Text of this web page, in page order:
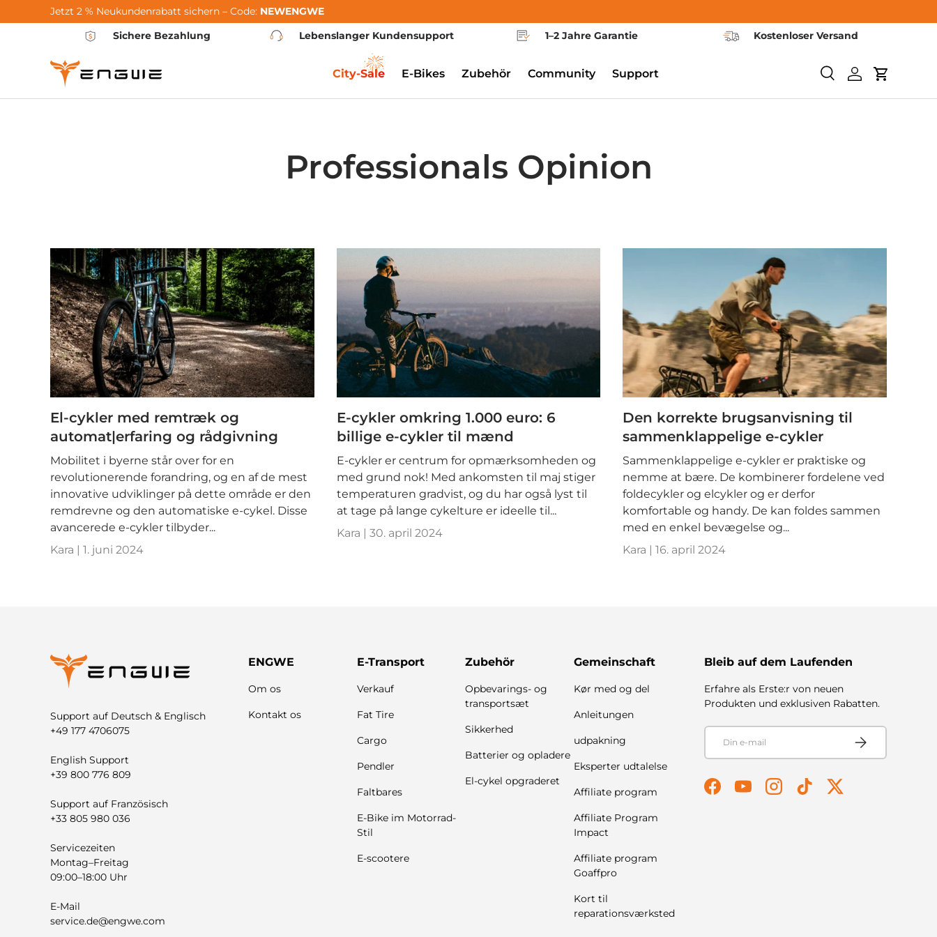
Gå til indhold
Jetzt 2 % Neukundenrabatt sichern – Code: NEWENGWE
Sichere Bezahlung
Lebenslanger Kundensupport 1–2 Jahre Garantie Kostenloser Versand
SøgeLog indVogn
City-Sale E-Bikes Zubehör Community Support
Professionals Opinion
El-cykler med remtræk og
automat|erfaring og rådgivning
Mobilitet i byerne står over for en
revolutionerende forandring, og en af ​​de mest
innovative udviklinger på dette område er den
remdrevne og den automatiske e-cykel. Disse
avancerede e-cykler tilbyder...
Kara | 1. juni 2024
E-cykler omkring 1.000 euro: 6
billige e-cykler til mænd
E-cykler er centrum for opmærksomheden og
med grund nok! Med ankomsten til maj stiger
temperaturen gradvist, og du har også lyst til
at tage på lange cykelture er ideelle til...
Kara | 30. april 2024
Den korrekte brugsanvisning til
sammenklappelige e-cykler
Sammenklappelige e-cykler er praktiske og
nemme at bære. De kombinerer fordelene ved
foldecykler og elcykler og er derfor
komfortable og handy. De kan foldes sammen
med en enkel bevægelse og...
Kara |16. april 2024
Support auf Deutsch & Englisch
+49 177 4706075
English Support
+39 800 776 809
Support auf Französisch
+33 805 980 036
Servicezeiten
Montag–Freitag
09:00–18:00 Uhr
E-Mail
service.de@engwe.com
ENGWE
Om os
Kontakt os
E-Transport
Verkauf
Fat Tire
Cargo
Pendler
Faltbares
E-Bike im Motorrad-
Stil
E-scootere
Zubehör
Opbevarings- og
transportsæt
Sikkerhed
Batterier og opladere
El-cykel opgraderet
Gemeinschaft
Kør med og del
Anleitungen
udpakning
Eksperter udtalelse
Affiliate program
Affiliate Program
Impact
Affiliate program
Goaffpro
Kort til
reparationsværksted
Bleib auf dem Laufenden
Erfahre als Erste:r von neuen
Produkten und exklusiven Rabatten.
E-mail
Abonner
FacebookYouTubeInstagramTikTokTwitter